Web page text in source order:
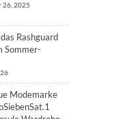
26, 2025
Rashguard
Sommer-
Modemarke